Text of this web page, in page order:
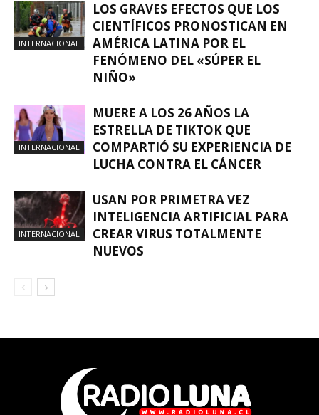
INTERNACIONAL
LOS GRAVES EFECTOS QUE LOS
CIENTÍFICOS PRONOSTICAN EN
AMÉRICA LATINA POR EL
FENÓMENO DEL «SÚPER EL
NIÑO»
INTERNACIONAL
MUERE A LOS 26 AÑOS LA
ESTRELLA DE TIKTOK QUE
COMPARTIÓ SU EXPERIENCIA DE
LUCHA CONTRA EL CÁNCER
INTERNACIONAL
USAN POR PRIMETRA VEZ
INTELIGENCIA ARTIFICIAL PARA
CREAR VIRUS TOTALMENTE
NUEVOS